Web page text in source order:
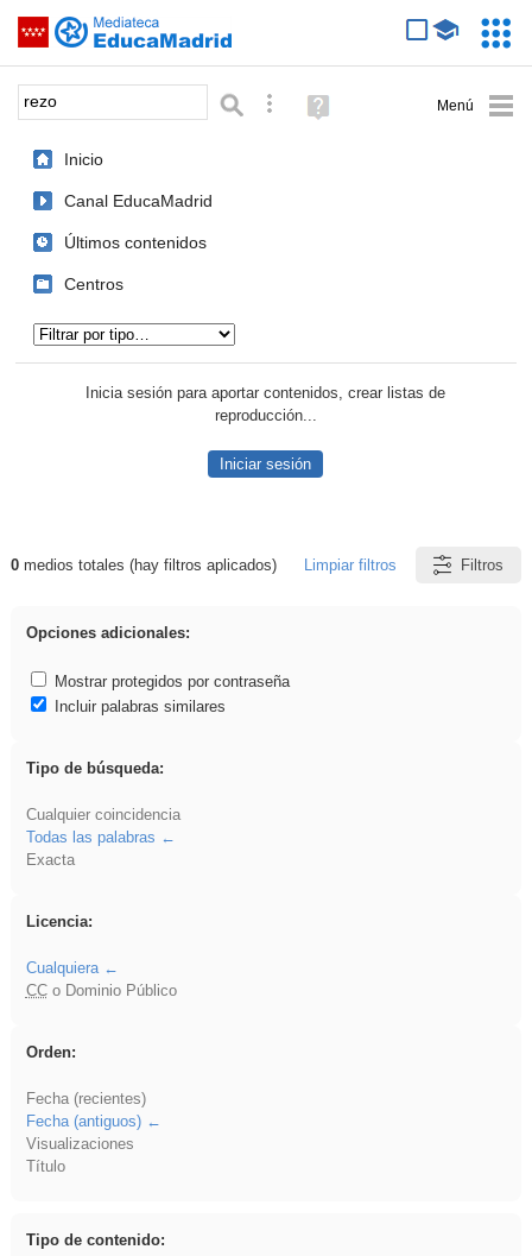
Saltar navegación
Palabra o frase: Búsqueda avanzada
Ayuda
(en
Inicio
Canal EducaMadrid
Últimos contenidos
Centros
Inicia sesión para aportar contenidos, crear listas de
reproducción...
Iniciar sesión
Resultados de: rezo
0medios totales (hay filtros aplicados) Limpiar filtros Filtros
Opciones adicionales:
Mostrar protegidos por contraseña
Incluir palabras similares
Tipo de búsqueda:
Cualquier coincidencia
Todas las palabras
Exacta
Licencia:
Cualquiera
CCo Dominio Público
Orden:
Fecha (recientes)
Fecha (antiguos)
Visualizaciones
Título
Tipo de contenido: